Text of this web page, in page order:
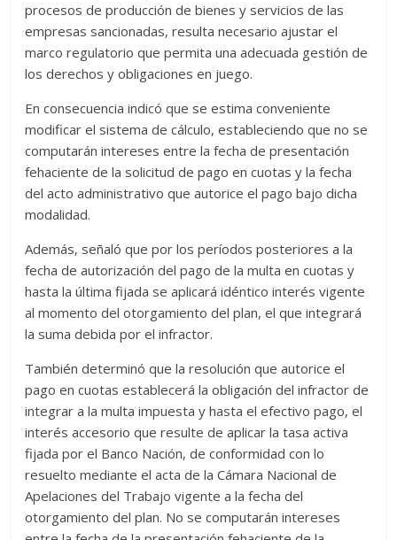
procesos de producción de bienes y servicios de las
empresas sancionadas, resulta necesario ajustar el
marco regulatorio que permita una adecuada gestión de
los derechos y obligaciones en juego.
En consecuencia indicó que se estima conveniente
modificar el sistema de cálculo, estableciendo que no se
computarán intereses entre la fecha de presentación
fehaciente de la solicitud de pago en cuotas y la fecha
del acto administrativo que autorice el pago bajo dicha
modalidad.
Además, señaló que por los períodos posteriores a la
fecha de autorización del pago de la multa en cuotas y
hasta la última fijada se aplicará idéntico interés vigente
al momento del otorgamiento del plan, el que integrará
la suma debida por el infractor.
También determinó que la resolución que autorice el
pago en cuotas establecerá la obligación del infractor de
integrar a la multa impuesta y hasta el efectivo pago, el
interés accesorio que resulte de aplicar la tasa activa
fijada por el Banco Nación, de conformidad con lo
resuelto mediante el acta de la Cámara Nacional de
Apelaciones del Trabajo vigente a la fecha del
otorgamiento del plan. No se computarán intereses